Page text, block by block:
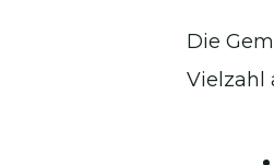
Die
Vielzahl